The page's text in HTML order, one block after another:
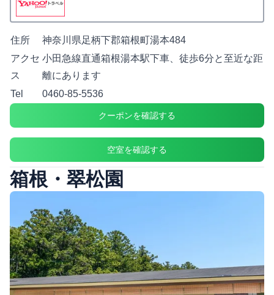
住所
神奈川県足柄下郡箱根町湯本484
アクセ
ス
小田急線直通箱根湯本駅下車、徒歩6分と至近な距
離にあります
Tel
0460-85-5536
クーポンを確認する
空室を確認する
箱根・翠松園